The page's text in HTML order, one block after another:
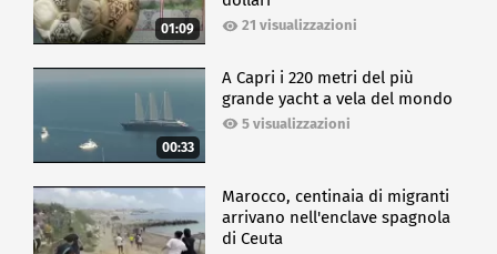
01:09 21 visualizzazioni
00:33
A Capri i 220 metri del più
grande yacht a vela del mondo
5 visualizzazioni
Marocco, centinaia di migranti
arrivano nell'enclave spagnola
di Ceuta